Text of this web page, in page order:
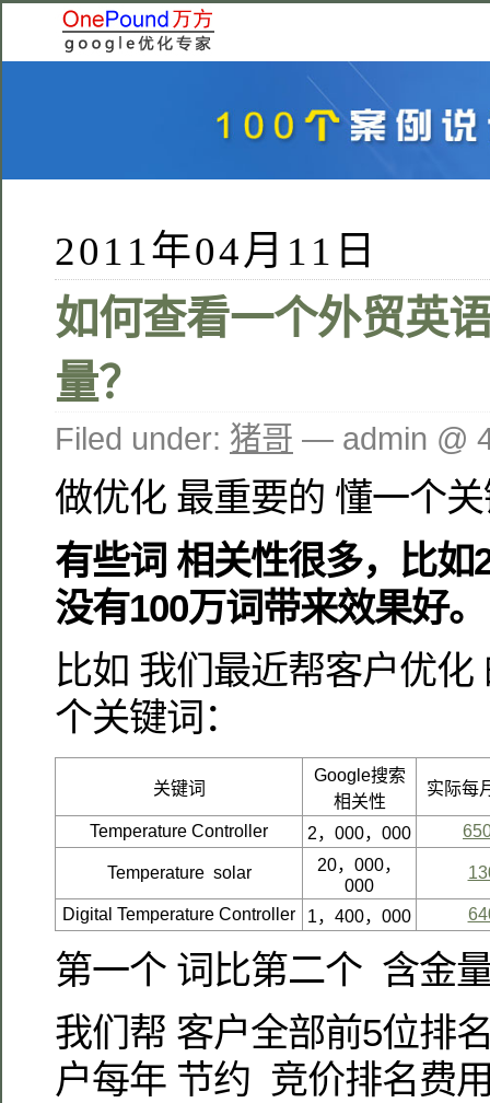
2011年04月11日
如何查看一个外贸英
量？
Filed under: 猪哥 — admin @
做优化 最重要的 懂一个
有些词 相关性很多，比如
没有100万词带来效果好。
比如 我们最近帮客户优化
个关键词：
关键词
Google搜索
相关性
实际每
Temperature Controller 2，000，000
Temperature solar
20，000，
000
Digital Temperature Controller 1，400，000
第一个 词比第二个 含金
我们帮 客户全部前5位排
户每年 节约 竞价排名费